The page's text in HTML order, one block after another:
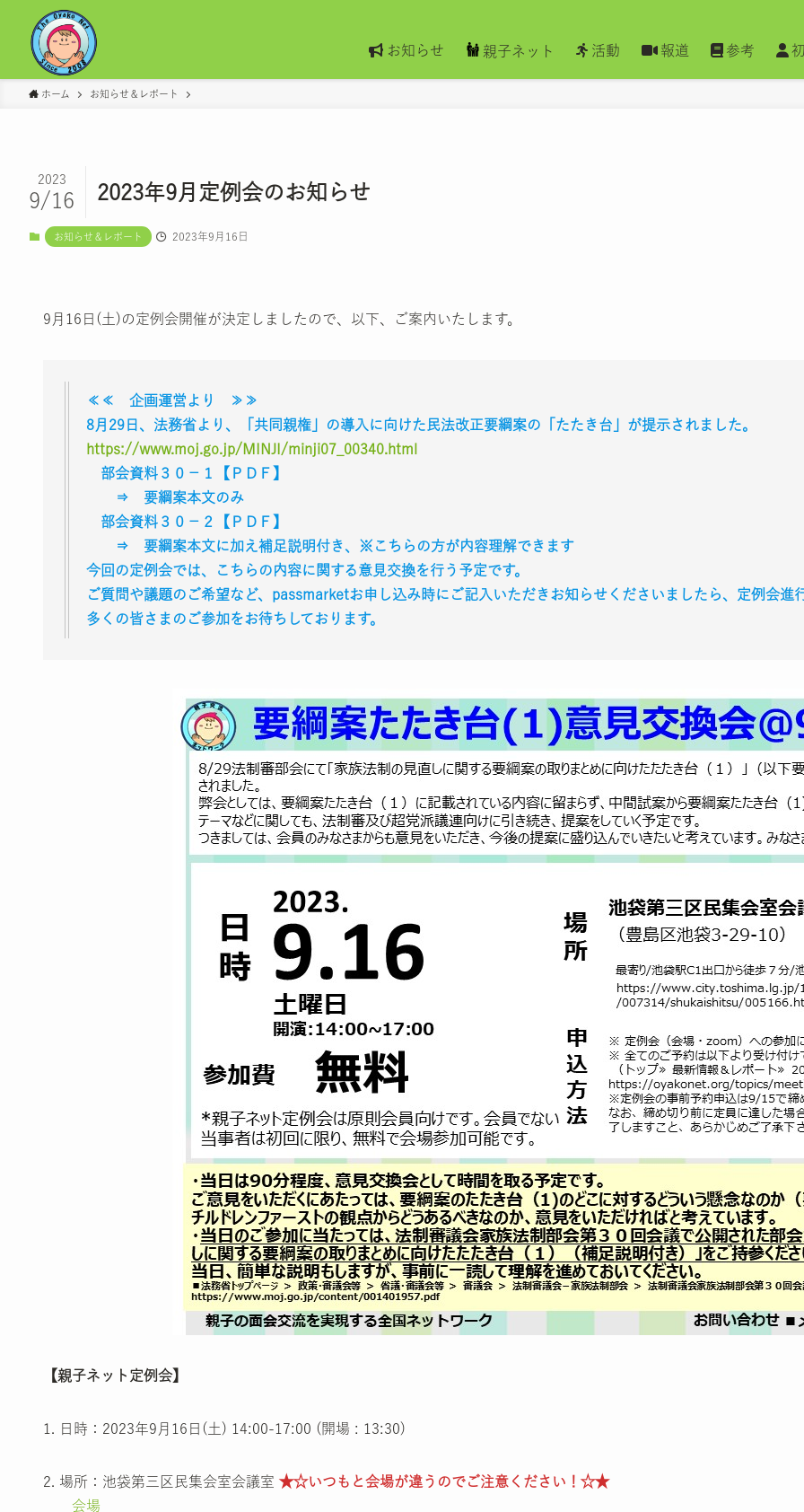
お知らせ 親子ネット 活動 報道 参考
ホーム お知らせ＆レポート
2023年9月定例会のお知らせ
2023
9/16
お知らせ＆レポート 2023年9月16日
9月16日(土)の定例会開催が決定しましたので、以下、ご案内いたします。
≪≪ 企画運営より ≫≫
8月29日、法務省より、「共同親権」の導入に向けた民法改正要綱案の「たたき台」が提示されました。
https://www.moj.go.jp/MINJI/minji07_00340.html
部会資料３０－１【ＰＤＦ】
⇒ 要綱案本文のみ
部会資料３０－２【ＰＤＦ】
⇒ 要綱案本文に加え補足説明付き、※こちらの方が内容理解できます
今回の定例会では、こちらの内容に関する意見交換を行う予定です。
ご質問や議題のご希望など、passmarketお申し込み時にご記入いただきお知らせくださいましたら、定例会進
多くの皆さまのご参加をお待ちしております。
【親子ネット定例会】
1. 日時：2023年9月16日(土) 14:00-17:00 (開場 : 13:30)
2. 場所：池袋第三区民集会室会議室 ★☆いつもと会場が違うのでご注意ください！☆★
会場